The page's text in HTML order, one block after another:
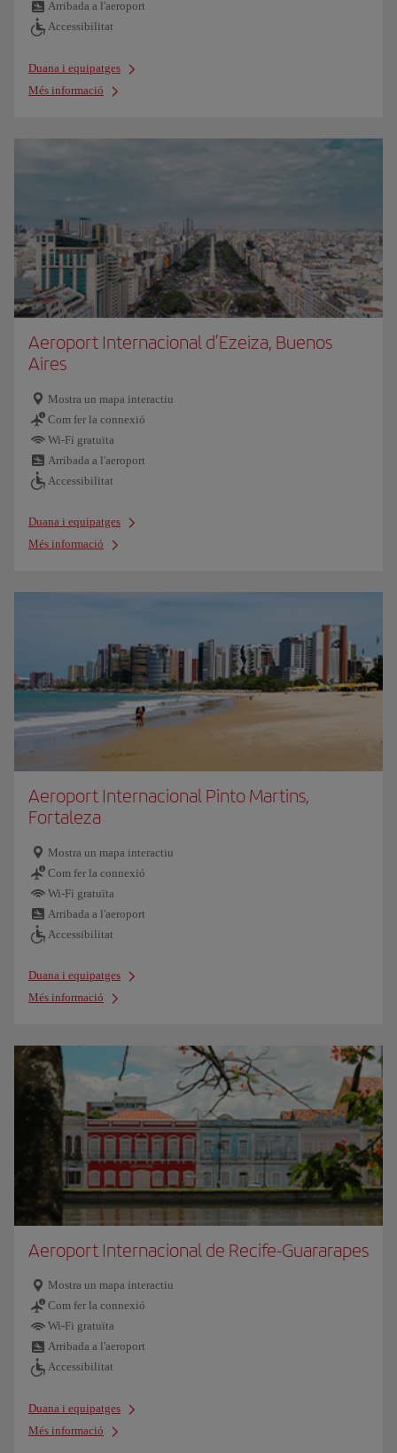
Arribada a l'aeroport
Accessibilitat
Duana i equipatges
Més informació
Aeroport Internacional d’Ezeiza, Buenos
Aires
Mostra un mapa interactiu
Com fer la connexió
Wi-Fi gratuïta
Arribada a l'aeroport
Accessibilitat
Duana i equipatges
Més informació
Aeroport Internacional Pinto Martins,
Fortaleza
Mostra un mapa interactiu
Com fer la connexió
Wi-Fi gratuïta
Arribada a l'aeroport
Accessibilitat
Duana i equipatges
Més informació
Aeroport Internacional de Recife-Guararapes
Mostra un mapa interactiu
Com fer la connexió
Wi-Fi gratuïta
Arribada a l'aeroport
Accessibilitat
Duana i equipatges
Més informació